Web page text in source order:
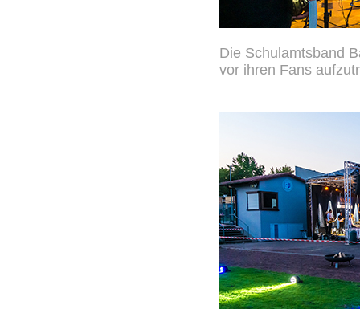
Die Schulamtsband
vor ihren Fans